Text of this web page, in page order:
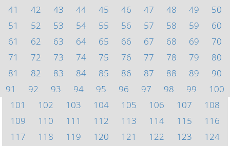
41
42 43 44 45 46 47 48 49
50
51
52 53 54 55 56 57 58 59
60
61
62 63 64 65 66 67 68 69
70
71
72 73 74 75 76 77 78 79
80
81
82 83 84 85 86 87 88 89
90
91
92 93 94 95 96 97 98 99
100
101
102 103 104 105 106 107
108
109
110 111 112 113 114 115
116
117
118 119 120 121 122 123
124